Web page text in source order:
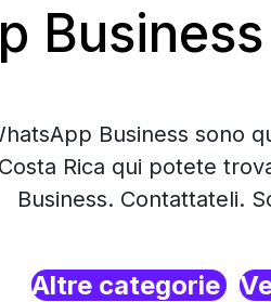
Business sono
Rica qui potete
Business. Contattateli.
Altre categorie